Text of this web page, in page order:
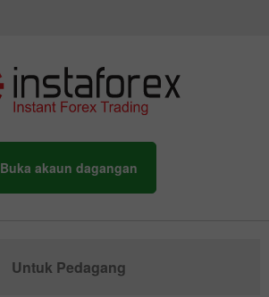
Buka akaun dagangan
Untuk Pedagang